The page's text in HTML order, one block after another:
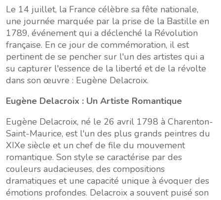
Le 14 juillet, la France célèbre sa fête nationale,
une journée marquée par la prise de la Bastille en
1789, événement qui a déclenché la Révolution
française. En ce jour de commémoration, il est
pertinent de se pencher sur l'un des artistes qui a
su capturer l'essence de la liberté et de la révolte
dans son œuvre : Eugène Delacroix.
Eugène Delacroix : Un Artiste Romantique
Eugène Delacroix, né le 26 avril 1798 à Charenton-
Saint-Maurice, est l'un des plus grands peintres du
XIXe siècle et un chef de file du mouvement
romantique. Son style se caractérise par des
couleurs audacieuses, des compositions
dramatiques et une capacité unique à évoquer des
émotions profondes. Delacroix a souvent puisé son